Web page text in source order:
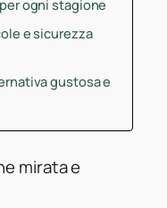
ogni stagione
e sicurezza
gustosa e
mirata e